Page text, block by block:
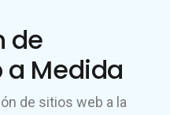
de
a Medida
de sitios web a la